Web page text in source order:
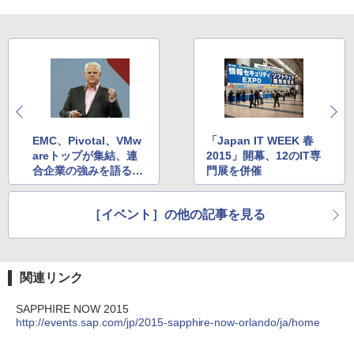
EMC、Pivotal、VMw
areトップが集結、連
合企業の強みを語る─
─EMC World 2015
「Japan IT WEEK 春
2015」開幕、12のIT専
門展を併催
［イベント］の他の記事を見る
関連リンク
SAPPHIRE NOW 2015
http://events.sap.com/jp/2015-sapphire-now-orlando/ja/home